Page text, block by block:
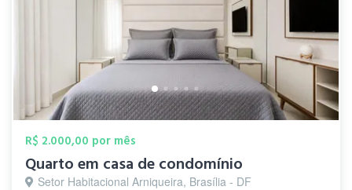
R$ 2.000,00 por mês
Quarto em casa de condomínio
Setor Habitacional Arniqueira, Brasília - DF